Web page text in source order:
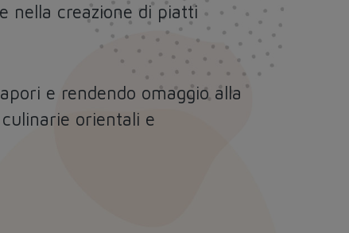
nella creazione di piatti
e rendendo omaggio alla
orientali e